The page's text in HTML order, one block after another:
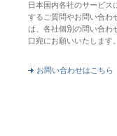
日本国内各社のサービス
するご質問やお問い合わ
は、各社個別の問い合わ
口宛にお願いいたします。
お問い合わせはこちら